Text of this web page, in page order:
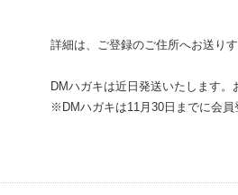
詳細は、ご登録のご住所へお送り
DMハガキは近日発送いたします
※DMハガキは11月30日までに会